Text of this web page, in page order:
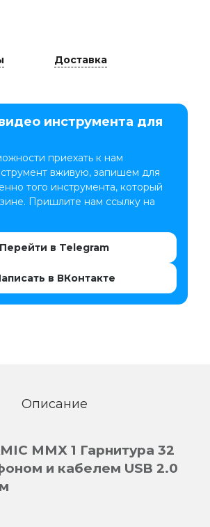
Доставка
инструмента для
приехать к нам
вживую, запишем для
того инструмента, который
Пришлите нам ссылку на
Перейти в Telegram
в ВКонтакте
Описание
MMX 1 Гарнитура 32
и кабелем USB 2.0